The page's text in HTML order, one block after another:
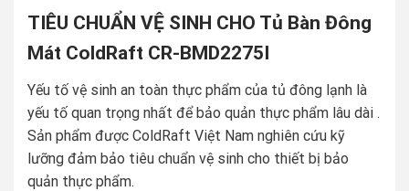
TIÊU CHUẨN VỆ SINH CHO Tủ Bàn Đông
Mát ColdRaft CR-BMD2275I
Yếu tố vệ sinh an toàn thực phẩm của tủ đông lạnh là
yếu tố quan trọng nhất để bảo quản thực phẩm lâu dài .
Sản phẩm được ColdRaft Việt Nam nghiên cứu kỹ
lưỡng đảm bảo tiêu chuẩn vệ sinh cho thiết bị bảo
quản thực phẩm.